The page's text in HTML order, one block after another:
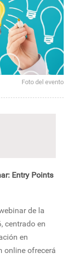
Foto del evento
Entry Points
de la
centrado en
en
online ofrecerá